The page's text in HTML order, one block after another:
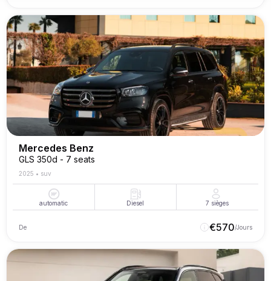
Mercedes Benz
GLS 350d - 7 seats
2025 • suv
automatic Diesel 7 sièges
De €570/Jours